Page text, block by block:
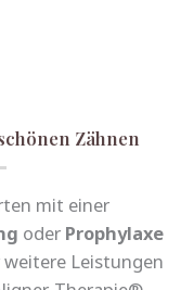
Zähnen
mit einer
oder Prophylaxe
Leistungen